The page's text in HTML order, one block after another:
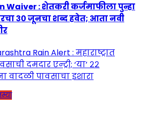
Waiver : शेतकरी कर्जमाफीला पुन्हा
३० जूनचा शब्द हवेत; आता नवी